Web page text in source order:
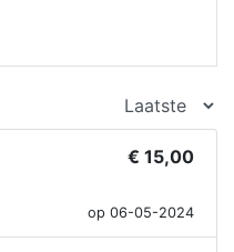
€ 15,00
op 06-05-2024